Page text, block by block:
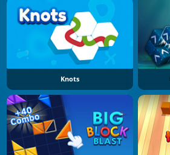
Knots